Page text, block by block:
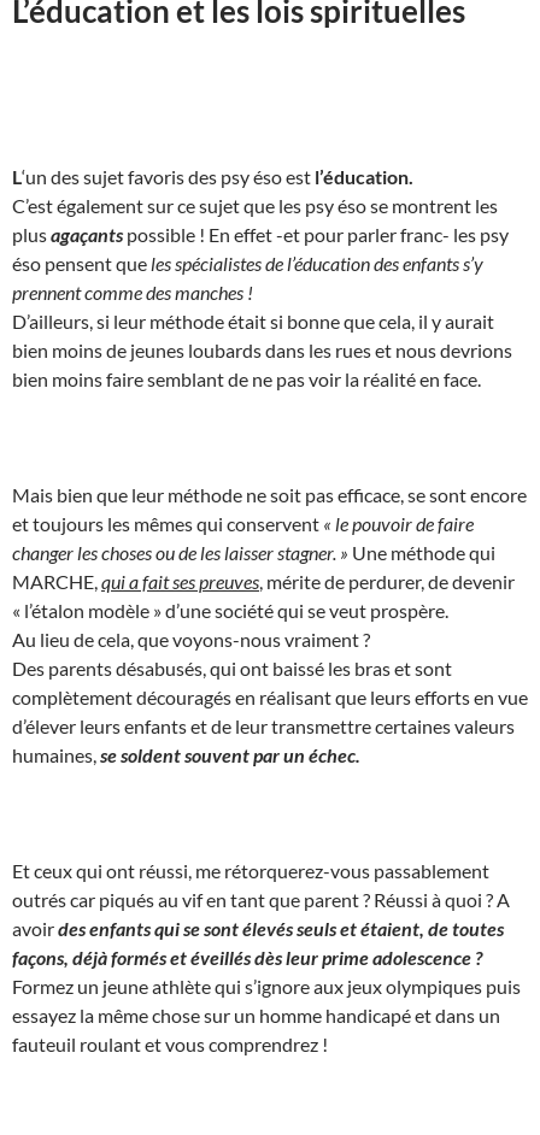
L’éducation et les lois spirituelles
L ‘un des sujet favoris des psy éso est l’éducation.
C’est également sur ce sujet que les psy éso se montrent les
plusagaçants possible ! En effet -et pour parler franc- les psy
éso pensent que les spécialistes de l’éducation des enfants s’y
prennent comme des manches !
D’ailleurs, si leur méthode était si bonne que cela, il y aurait
bien moins de jeunes loubards dans les rues et nous devrions
bien moins faire semblant de ne pas voir la réalité en face.
Mais bien que leur méthode ne soit pas efficace, se sont encore
et toujours les mêmes qui conservent « le pouvoir de faire
changer les choses ou de les laisser stagner. » Une méthode qui
MARCHE, qui a fait ses preuves , mérite de perdurer, de devenir
« l’étalon modèle » d’une société qui se veut prospère.
Au lieu de cela, que voyons-nous vraiment ?
Des parents désabusés, qui ont baissé les bras et sont
complètement découragés en réalisant que leurs efforts en vue
d’élever leurs enfants et de leur transmettre certaines valeurs
humaines, se soldent souvent par un échec.
Et ceux qui ont réussi, me rétorquerez-vous passablement
outrés car piqués au vif en tant que parent ? Réussi à quoi ? A
avoirdes enfants qui se sont élevés seuls et étaient, de toutes
façons, déjà formés et éveillés dès leur prime adolescence ?
Formez un jeune athlète qui s’ignore aux jeux olympiques puis
essayez la même chose sur un homme handicapé et dans un
fauteuil roulant et vous comprendrez !